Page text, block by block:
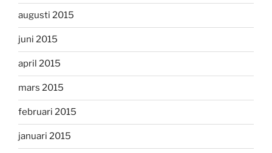
augusti 2015
juni 2015
april 2015
mars 2015
februari 2015
januari 2015